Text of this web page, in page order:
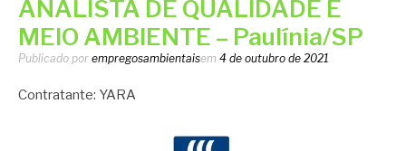
ANALISTA DE QUALIDADE E
MEIO AMBIENTE – Paulínia/SP
Publicado por empregosambientaisem 4 de outubro de 2021
Contratante: YARA